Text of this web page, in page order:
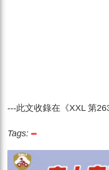
---此文收錄在《XXL 第
Tags: